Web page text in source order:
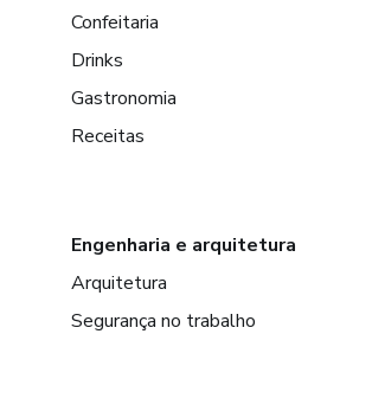
Confeitaria
Drinks
Gastronomia
Receitas
Engenharia e arquitetura
Arquitetura
Segurança no trabalho